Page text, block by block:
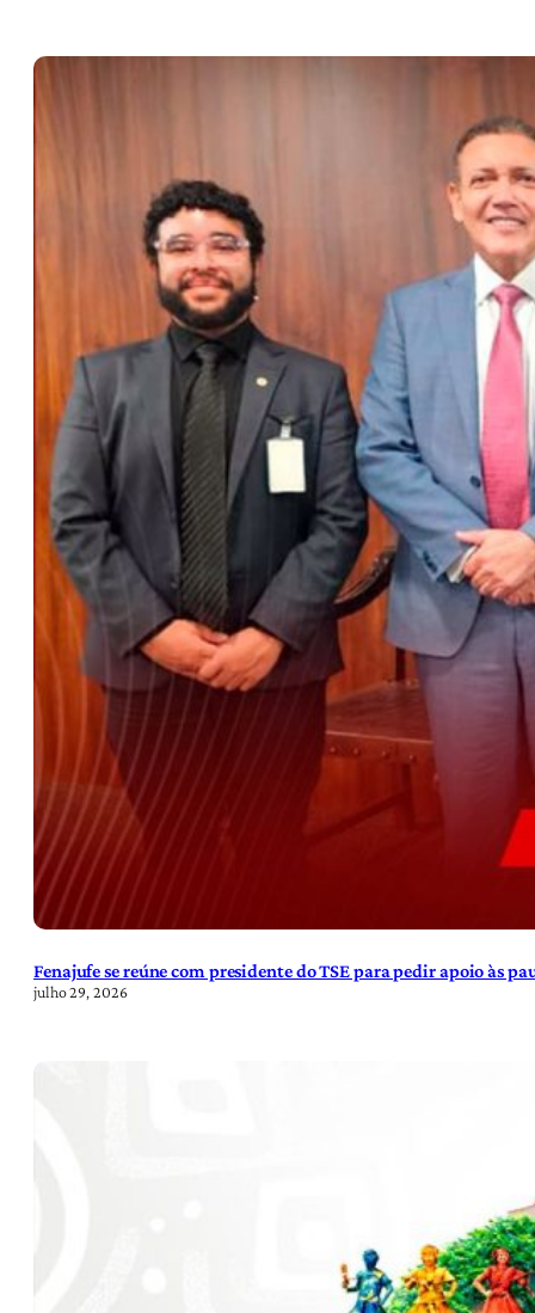
Fenajufe se reúne com presidente do TSE para pedir apoio às
julho 29, 2026